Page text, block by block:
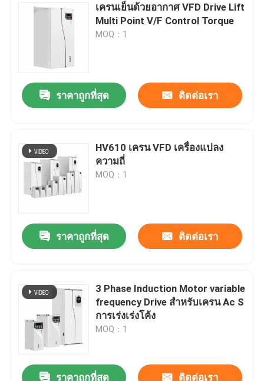
เครนเย็นด้วยอากาศ VFD Drive Lift
Multi Point V/F Control Torque
MOQ：1
ราคาถูกที่สุด ติดต่อเรา
HV610 เครน VFD เครื่องแปลง
ความถี่
MOQ：1
ราคาถูกที่สุด ติดต่อเรา
3 Phase Induction Motor variable
frequency Drive สําหรับเครน Ac S
การเร่งเร่งโค้ง
MOQ：1
ราคาถูกที่สุด ติดต่อเรา